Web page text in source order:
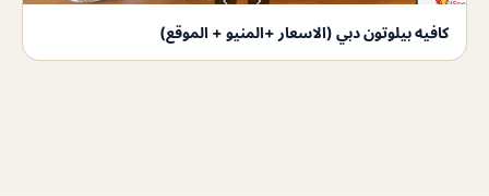
كافيه بيلوتون دبي (الاسعار +المنيو + الموقع)